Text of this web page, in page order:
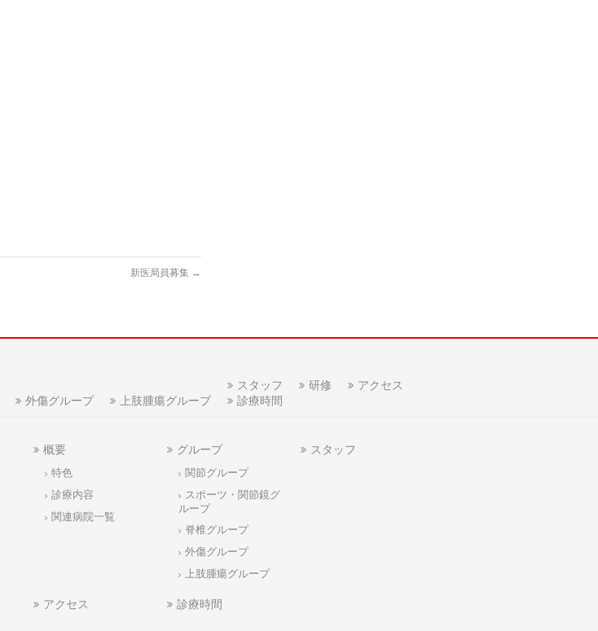
新医局員募集 →
外傷グループ 上肢腫瘍グループ
スタッフ 研修
アクセス
診療時間
概要
特色
診療内容
関連病院一覧
グループ
関節グループ
スポーツ・関節鏡グ
ループ
脊椎グループ
外傷グループ
上肢腫瘍グループ
スタッフ
アクセス 診療時間